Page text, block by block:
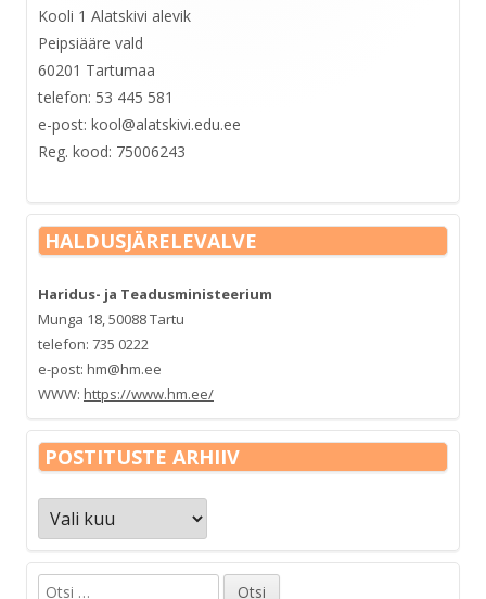
Kooli 1 Alatskivi alevik
Peipsiääre vald
60201 Tartumaa
telefon: 53 445 581
e-post: kool@alatskivi.edu.ee
Reg. kood: 75006243
HALDUSJÄRELEVALVE
Haridus- ja Teadusministeerium
Munga 18, 50088 Tartu
telefon: 735 0222
e-post: hm@hm.ee
WWW: https://www.hm.ee/
POSTITUSTE ARHIIV
Postituste
arhiiv
Otsi: